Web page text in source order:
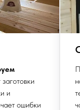
и
ошибки